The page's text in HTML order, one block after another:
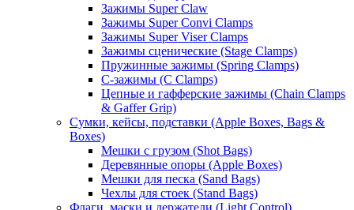
Зажимы Super Claw
Зажимы Super Convi Clamps
Зажимы Super Viser Clamps
Зажимы сценические (Stage Clamps)
Пружинные зажимы (Spring Clamps)
С-зажимы (C Clamps)
Цепные и гафферские зажимы (Chain Clamps
& Gaffer Grip)
Сумки, кейсы, подставки (Apple Boxes, Bags &
Boxes)
Мешки с грузом (Shot Bags)
Деревянные опоры (Apple Boxes)
Мешки для песка (Sand Bags)
Чехлы для стоек (Stand Bags)
Флаги, маски и держатели (Light Control)